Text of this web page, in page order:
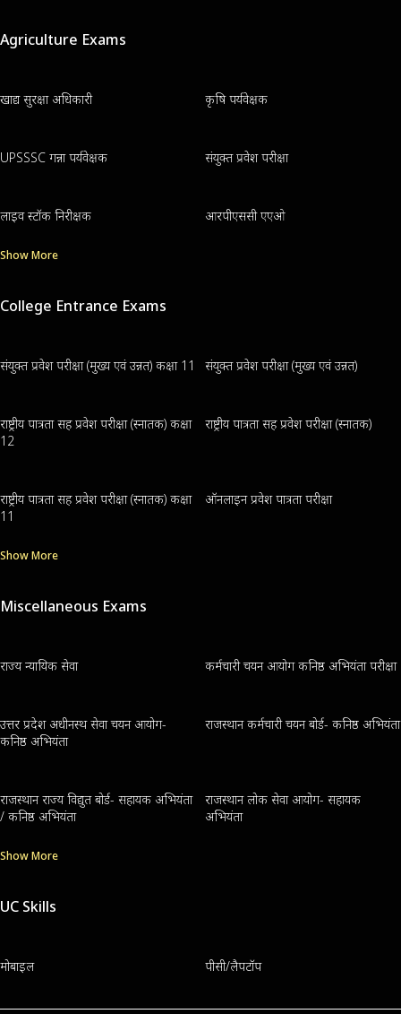
Agriculture Exams
खाद्य सुरक्षा अधिकारी कृषि पर्यवेक्षक
UPSSSC गन्ना पर्यवेक्षक संयुक्त प्रवेश परीक्षा
लाइव स्टॉक निरीक्षक आरपीएससी एएओ
Show More
College Entrance Exams
संयुक्त प्रवेश परीक्षा (मुख्य एवं उन्नत) कक्षा 11 संयुक्त प्रवेश परीक्षा (मुख्य एवं उन्नत)
राष्ट्रीय पात्रता सह प्रवेश परीक्षा (स्नातक) कक्षा
12
राष्ट्रीय पात्रता सह प्रवेश परीक्षा (स्नातक)
राष्ट्रीय पात्रता सह प्रवेश परीक्षा (स्नातक) कक्षा
11
ऑनलाइन प्रवेश पात्रता परीक्षा
Show More
Miscellaneous Exams
राज्य न्यायिक सेवा कर्मचारी चयन आयोग कनिष्ठ अभियंता परीक्षा
उत्तर प्रदेश अधीनस्थ सेवा चयन आयोग-
कनिष्ठ अभियंता
राजस्थान कर्मचारी चयन बोर्ड- कनिष्ठ अभियंता
राजस्थान राज्य विद्युत बोर्ड- सहायक अभियंता
/ कनिष्ठ अभियंता
राजस्थान लोक सेवा आयोग- सहायक
अभियंता
Show More
UC Skills
मोबाइल पीसी/लैपटॉप